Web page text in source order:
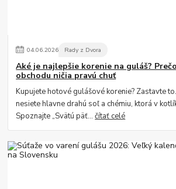
04.06.2026 Rady z Dvora
Aké je najlepšie korenie na guláš?
obchodu ničia pravú chuť
Kupujete hotové gulášové korenie? Zastavte
nesiete hlavne drahú soľ a chémiu, ktorá v
Spoznajte „Svätú päť...čítať celé